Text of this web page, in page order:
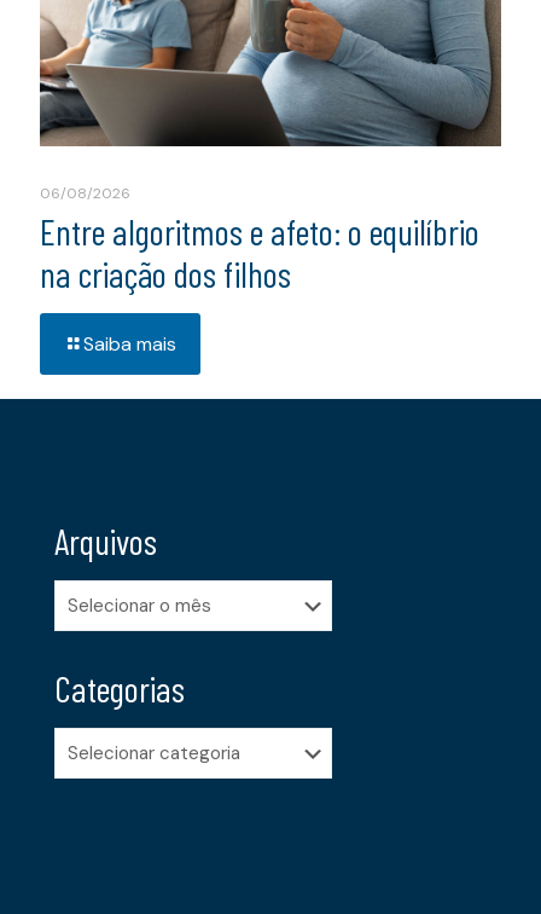
06/08/2026
Entre algoritmos e afeto: o equilíbrio
na criação dos filhos
Saiba mais
Arquivos
Arquivos
Categorias
Categorias